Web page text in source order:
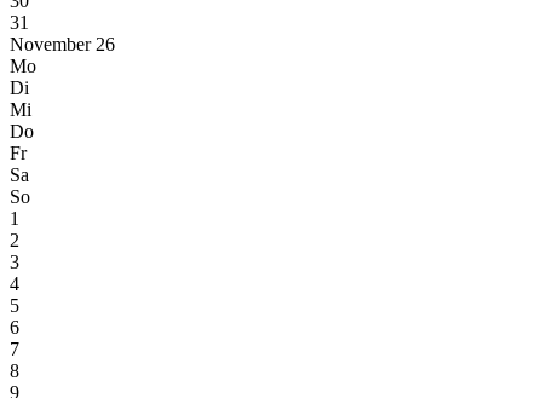
31
November 26
Mo
Di
Mi
Do
Fr
Sa
So
1
2
3
4
5
6
7
8
9